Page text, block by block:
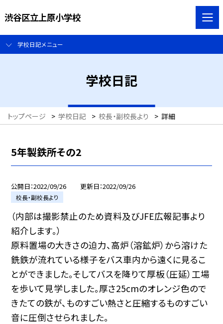
渋谷区立上原小学校
学校日記メニュー
学校日記
トップページ > 学校日記 > 校長・副校長より > 詳細
5年製鉄所その2
公開日 2022/09/26 更新日 2022/09/26
校長・副校長より
（内部は撮影禁止のため資料及びJFE広報記事より
紹介します。）
原料置場の大きさの迫力、高炉（溶鉱炉）から溶けた
銑鉄が流れている様子をバス車内から遠くに見るこ
とができました。そしてバスを降りて厚板（圧延）工場
を歩いて見学しました。厚さ25cmのオレンジ色ので
きたての鉄が、ものすごい熱さと圧縮するものすごい
音に圧倒させられました。